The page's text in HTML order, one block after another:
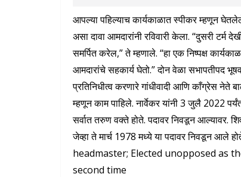
आपल्या पहिल्याच कार्यकाळात स्पीकर म्हणून
असा दावा आमदारांनी रविवारी केला. “दुसरी टर्म
समर्पित करेल,” ते म्हणाले. “हा एक निष्पक्ष
आमदारांचे सहकार्य घेतो.” दोन वेळा सभापतीपद
प्रतिनिधीत्व करणारे गांधीवादी आणि काँग्रेस नेते
म्हणून काम पाहिले. नार्वेकर यांनी 3 जुलै 2022
सर्वात तरुण वक्ते होते. पदावर निवडून आल्यावर.
जेव्हा ते मार्च 1978 मध्ये या पदावर निवडून आले
headmaster; Elected unopposed as
second time